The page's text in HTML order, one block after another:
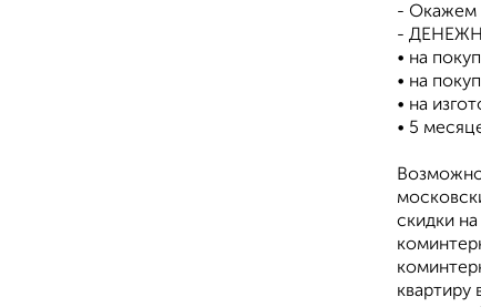
- Окажем
-
• на
• на
• на
• 5
скидки
квартиру